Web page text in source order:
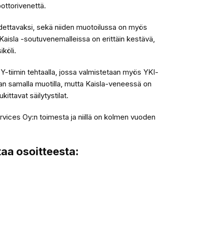
sekä niiden muotoilussa on myös
-soutuvenemalleissa on erittäin kestävä,
tiimin tehtaalla, jossa valmistetaan myös YKI-
samalla muotilla, mutta Kaisla-veneessä on
säilytystilat.
Oy:n toimesta ja niillä on kolmen vuoden
osoitteesta: